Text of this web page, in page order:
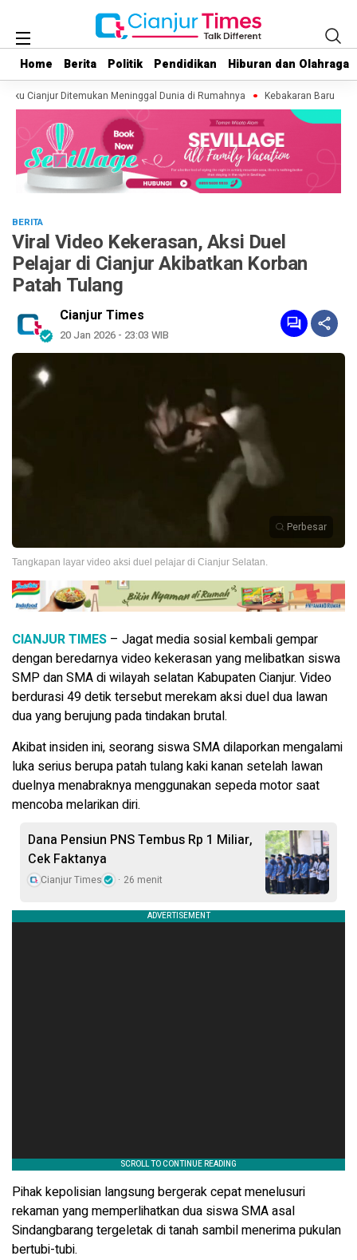
Home Berita Politik Pendidikan Hiburan dan Olahraga
Home Berita Politik Pendidikan Hiburan dan Olahraga
Cianjur Ditemukan Meninggal Dunia di Rumahnya Kebakaran Baru
BERITA
Viral Video Kekerasan, Aksi Duel
Pelajar di Cianjur Akibatkan Korban
Patah Tulang
Cianjur Times
20 Jan 2026 - 23:03 WIB
Perbesar
Tangkapan layar video aksi duel pelajar di Cianjur Selatan.
CIANJUR TIMES – Jagat media sosial kembali gempar
dengan beredarnya video kekerasan yang melibatkan siswa
SMP dan SMA di wilayah selatan Kabupaten Cianjur. Video
berdurasi 49 detik tersebut merekam aksi duel dua lawan
dua yang berujung pada tindakan brutal.
Akibat insiden ini, seorang siswa SMA dilaporkan mengalami
luka serius berupa patah tulang kaki kanan setelah lawan
duelnya menabraknya menggunakan sepeda motor saat
mencoba melarikan diri.
Dana Pensiun PNS Tembus Rp 1 Miliar,
Cek Faktanya
Cianjur Times 26 menit
Pihak kepolisian langsung bergerak cepat menelusuri
rekaman yang memperlihatkan dua siswa SMA asal
Sindangbarang tergeletak di tanah sambil menerima pukulan
bertubi-tubi.